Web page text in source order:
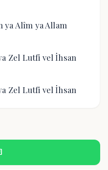
ya Alîm ya Allam
Zel Lutfi vel İhsan
Zel Lutfi vel İhsan